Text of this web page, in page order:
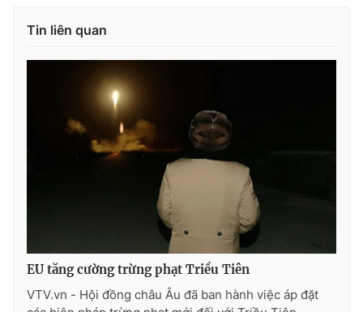
Video
VTV Sức khoẻ Bất động sản
Thị trường 24h Tấm lòng Việt
Vươn mình bằng AI
VTV9 VTV8
Liên hệ tòa soạn English
Tin liên quan
EU tăng cường trừng phạt Triều Tiên
VTV.vn - Hội đồng châu Âu đã ban hành việc áp đặt